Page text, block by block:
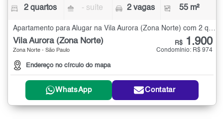
2 quartos - suíte 2 vagas 55 m²
Apartamento para Alugar na Vila Aurora (Zona Norte) com 2 quartos - 55 m²
Vila Aurora (Zona Norte)
Zona Norte - São Paulo
Endereço no círculo do mapa
R$ 1.900
Condomínio: R$ 974
WhatsApp Contatar